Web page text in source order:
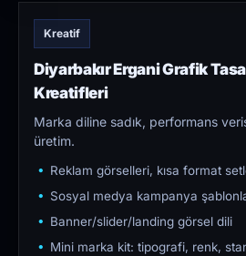
Kreatif
Diyarbakır Ergani Grafik
Kreatifleri
Marka diline sadık, performans
üretim.
Reklam görselleri, kısa format
Sosyal medya kampanya
Banner/slider/landing görsel dili
Mini marka kit: tipografi, renk,